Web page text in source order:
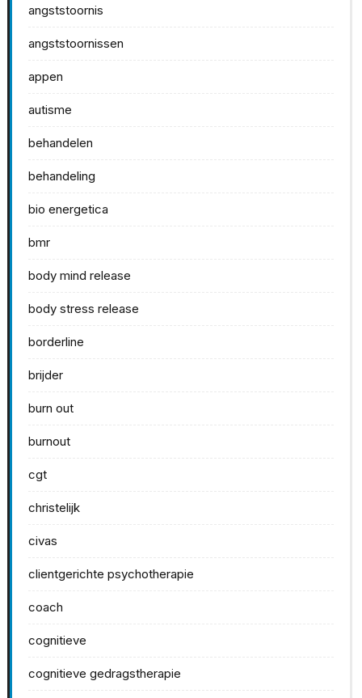
angststoornis
angststoornissen
appen
autisme
behandelen
behandeling
bio energetica
bmr
body mind release
body stress release
borderline
brijder
burn out
burnout
cgt
christelijk
civas
clientgerichte psychotherapie
coach
cognitieve
cognitieve gedragstherapie